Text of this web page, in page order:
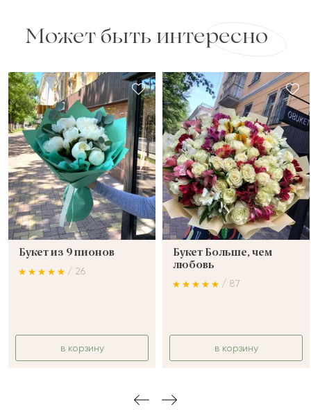
Может быть интересно
Букет из 9 пионов
/ 26
в корзину
Букет Больше, чем
любовь
/ 87
в корзину